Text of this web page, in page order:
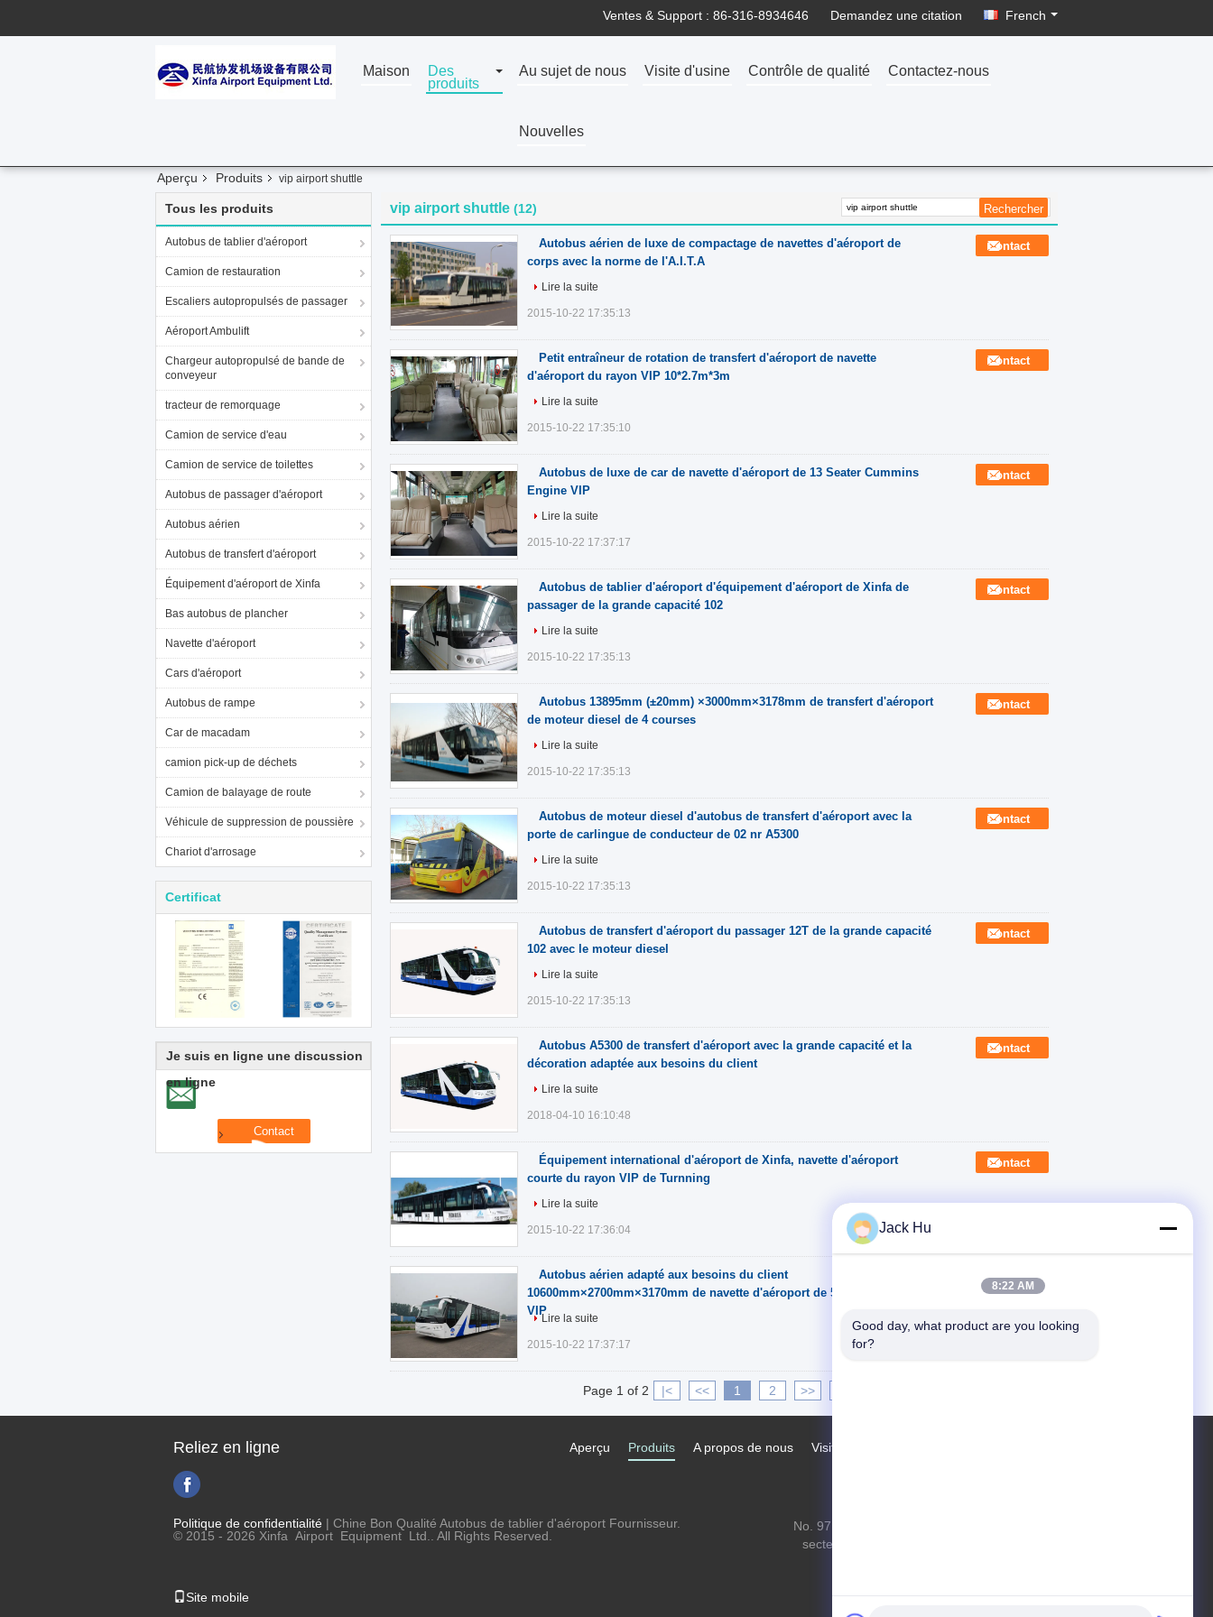
Ventes & Support : 86-316-8934646 Demandez une citation French
Maison
Des
produits
Au sujet de nous Visite d'usine Contrôle de qualité Contactez-nous
Nouvelles
Aperçu Produits vip airport shuttle
Tous les produits
Autobus de tablier d'aéroport
Camion de restauration
Escaliers autopropulsés de passager
Aéroport Ambulift
Chargeur autopropulsé de bande de
conveyeur
tracteur de remorquage
Camion de service d'eau
Camion de service de toilettes
Autobus de passager d'aéroport
Autobus aérien
Autobus de transfert d'aéroport
Équipement d'aéroport de Xinfa
Bas autobus de plancher
Navette d'aéroport
Cars d'aéroport
Autobus de rampe
Car de macadam
camion pick-up de déchets
Camion de balayage de route
Véhicule de suppression de poussière
Chariot d'arrosage
Certificat
Je suis en ligne une discussion
en ligne
vip airport shuttle (12)
Autobus aérien de luxe de compactage de navettes d'aéroport de
corps avec la norme de l'A.I.T.A
Contact
Lire la suite
2015-10-22 17:35:13
Petit entraîneur de rotation de transfert d'aéroport de navette
d'aéroport du rayon VIP 10*2.7m*3m
Contact
Lire la suite
2015-10-22 17:35:10
Autobus de luxe de car de navette d'aéroport de 13 Seater Cummins
Engine VIP
Contact
Lire la suite
2015-10-22 17:37:17
Autobus de tablier d'aéroport d'équipement d'aéroport de Xinfa de
passager de la grande capacité 102
Contact
Lire la suite
2015-10-22 17:35:13
Autobus 13895mm (±20mm) ×3000mm×3178mm de transfert d'aéroport
de moteur diesel de 4 courses
Contact
Lire la suite
2015-10-22 17:35:13
Autobus de moteur diesel d'autobus de transfert d'aéroport avec la
porte de carlingue de conducteur de 02 nr A5300
Contact
Lire la suite
2015-10-22 17:35:13
Autobus de transfert d'aéroport du passager 12T de la grande capacité
102 avec le moteur diesel
Contact
Lire la suite
2015-10-22 17:35:13
Autobus A5300 de transfert d'aéroport avec la grande capacité et la
décoration adaptée aux besoins du client
Contact
Lire la suite
2018-04-10 16:10:48
Équipement international d'aéroport de Xinfa, navette d'aéroport
courte du rayon VIP de Turnning
Contact
Lire la suite
2015-10-22 17:36:04
Autobus aérien adapté aux besoins du client
10600mm×2700mm×3170mm de navette d'aéroport de 51 passagers
VIP
Contact
Lire la suite
2015-10-22 17:37:17
Page 1 of 2 |< << 1 2 >>
Reliez en ligne Visite d'usine
A propos de nous
Produits
Aperçu
Politique de confidentialité | Chine Bon Qualité Autobus de tablier d'aéroport Fournisseur.
© 2015 - 2026 Xinfa Airport Equipment Ltd.. All Rights Reserved.
No. 97 route de Changping, ville de Shahe,
secteur de Changping, Pékin, République
Site mobile
Jack Hu
8:22 AM
Good day, what product are you looking
for?